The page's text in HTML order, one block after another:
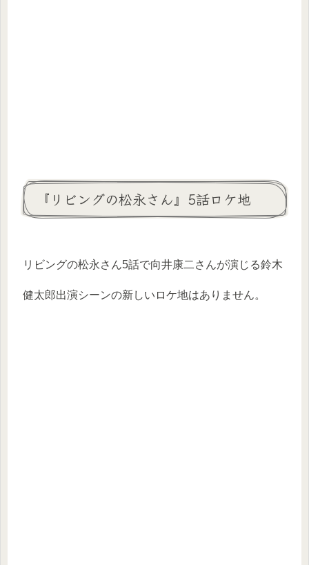
『リビングの松永さん』5話ロケ地
リビングの松永さん5話で向井康二さんが演じる鈴木
健太郎出演シーンの新しいロケ地はありません。